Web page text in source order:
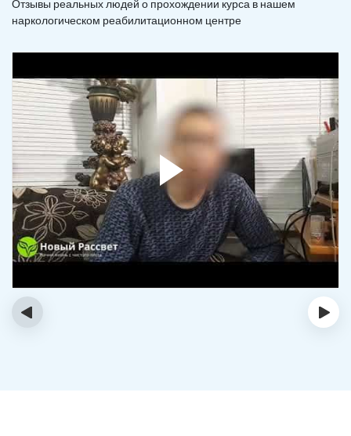
Отзывы реальных людей о прохождении курса в нашем
наркологическом реабилитационном центре
‹ ›